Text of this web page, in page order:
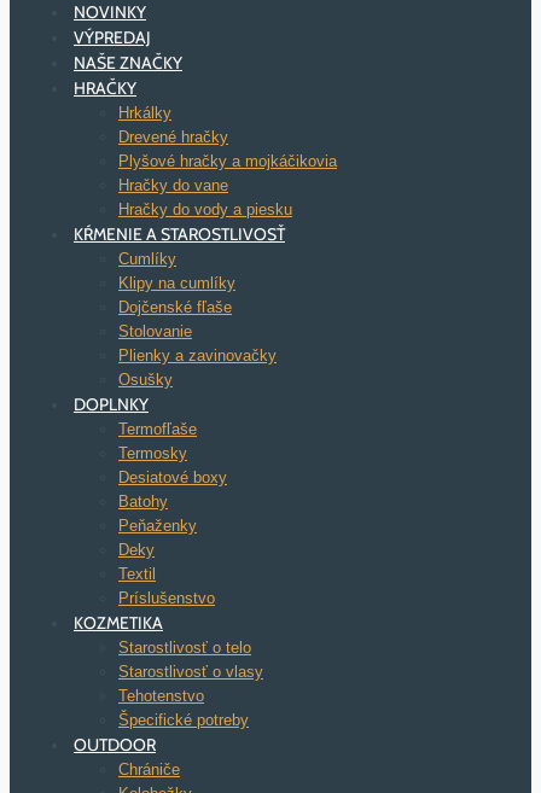
NOVINKY
VÝPREDAJ
NAŠE ZNAČKY
HRAČKY
Hrkálky
Drevené hračky
Plyšové hračky a mojkáčikovia
Hračky do vane
Hračky do vody a piesku
KŔMENIE A STAROSTLIVOSŤ
Cumlíky
Klipy na cumlíky
Dojčenské fľaše
Stolovanie
Plienky a zavinovačky
Osušky
DOPLNKY
Termofľaše
Termosky
Desiatové boxy
Batohy
Peňaženky
Deky
Textil
Príslušenstvo
KOZMETIKA
Starostlivosť o telo
Starostlivosť o vlasy
Tehotenstvo
Špecifické potreby
OUTDOOR
Chrániče